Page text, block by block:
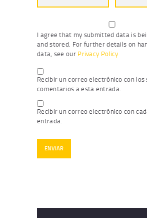
I agree that my submitted data is
and stored. For further details on
data, see our Privacy Policy
Recibir un correo electrónico con los
comentarios a esta entrada.
Recibir un correo electrónico con
entrada.